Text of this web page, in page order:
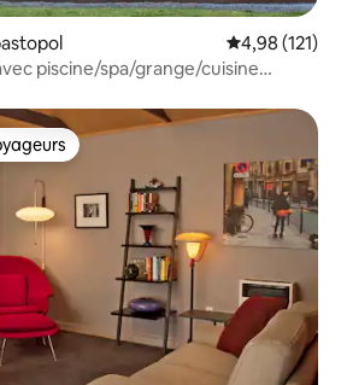
Évaluation
4,98 (121)
piscine/spa/grange/cuisine
les plus appréciés